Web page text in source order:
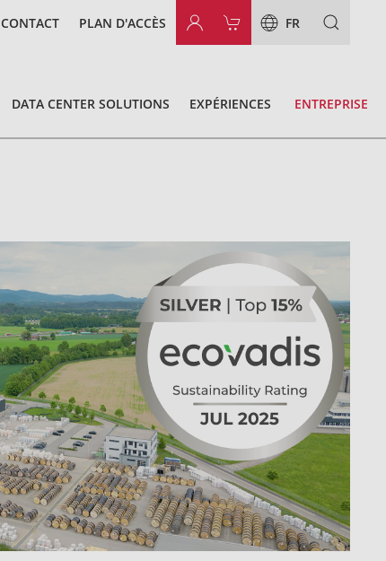
CONTACT PLAN D'ACCÈS FR
DATA CENTER SOLUTIONS EXPÉRIENCES ENTREPRISE